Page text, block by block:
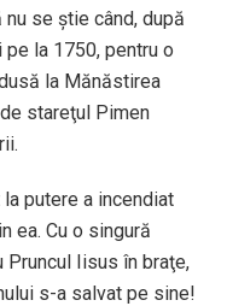
se ştie când, după
la 1750, pentru o
la Mănăstirea
stareţul Pimen
putere a incendiat
ea. Cu o singură
Pruncul Iisus în braţe,
s-a salvat pe sine!